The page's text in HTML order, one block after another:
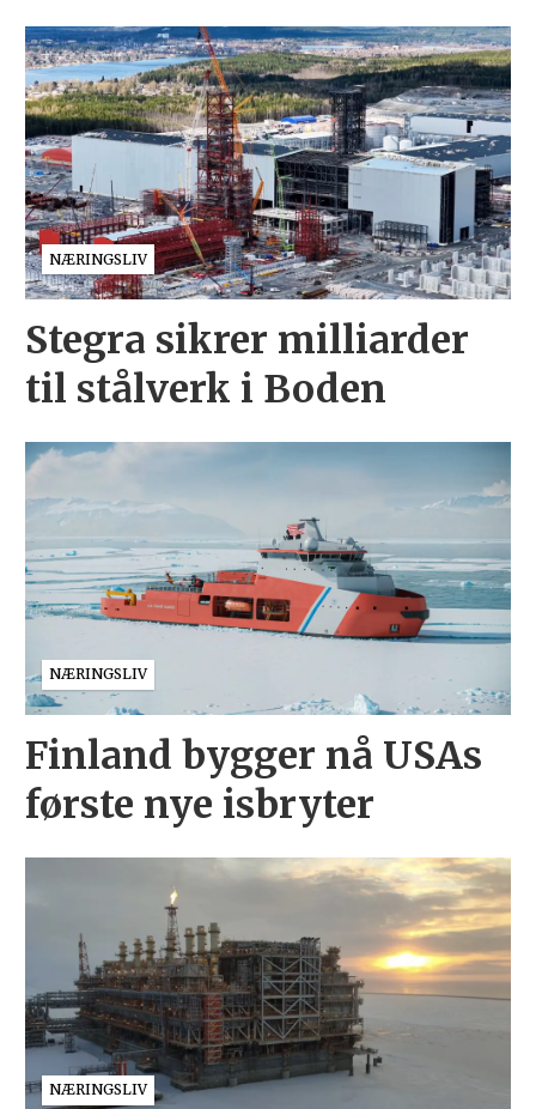
NÆRINGSLIV
Stegra sikrer milliarder
til stålverk i Boden
NÆRINGSLIV
Finland bygger nå USAs
første nye isbryter
NÆRINGSLIV